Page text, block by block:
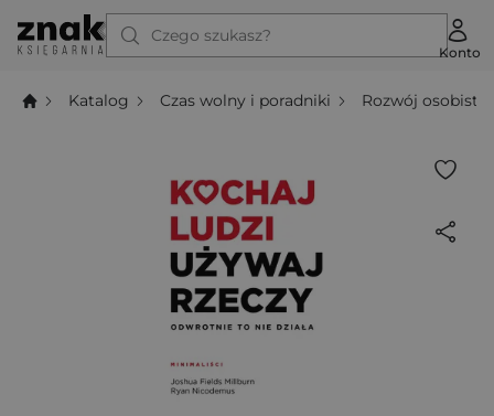
Czego szukasz?
Konto
Katalog Czas wolny i poradniki Rozwój osobisty